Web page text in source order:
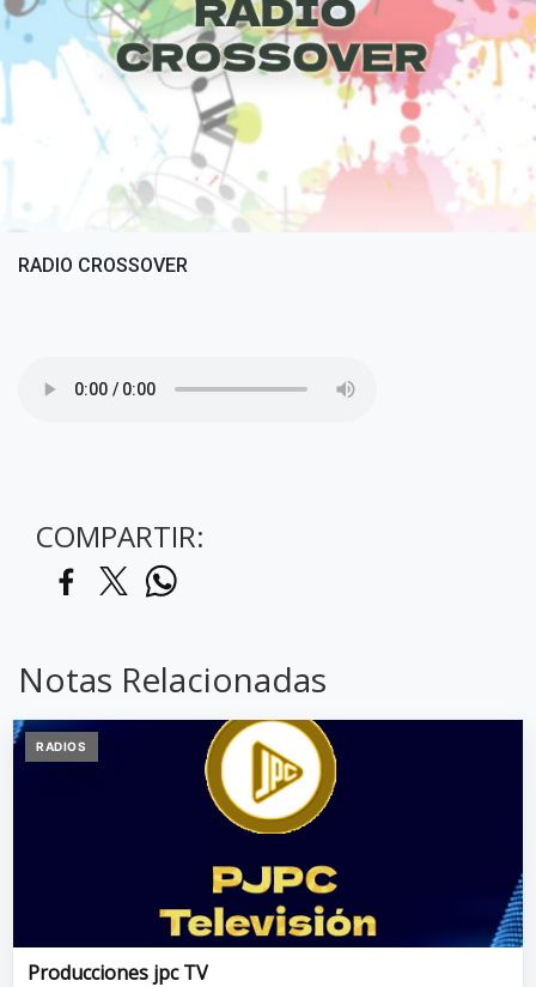
RADIO CROSSOVER
COMPARTIR:
Notas Relacionadas
RADIOS
Producciones jpc TV